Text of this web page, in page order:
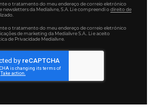
o tratamento do meu endereço de correio eletrónico
newsletters da Medialivre, S.A. Li e compreendi odireito de
o tratamento do meu endereço de correio eletrónico
de marketing da Medialivre S.A.. Li e aceito
de Privacidade Medialivre.